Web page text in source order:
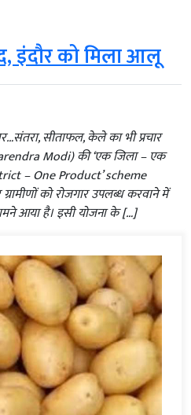
इंदौर को मिला आलू
सीताफल, केले का भी प्रचार
Narendra Modi) की ‘एक जिला – एक
– One Product’ scheme
को रोजगार उपलब्ध करवाने में
आया है। इसी योजना के […]